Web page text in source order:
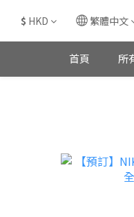
$ HKD 繁體中文
首頁 所